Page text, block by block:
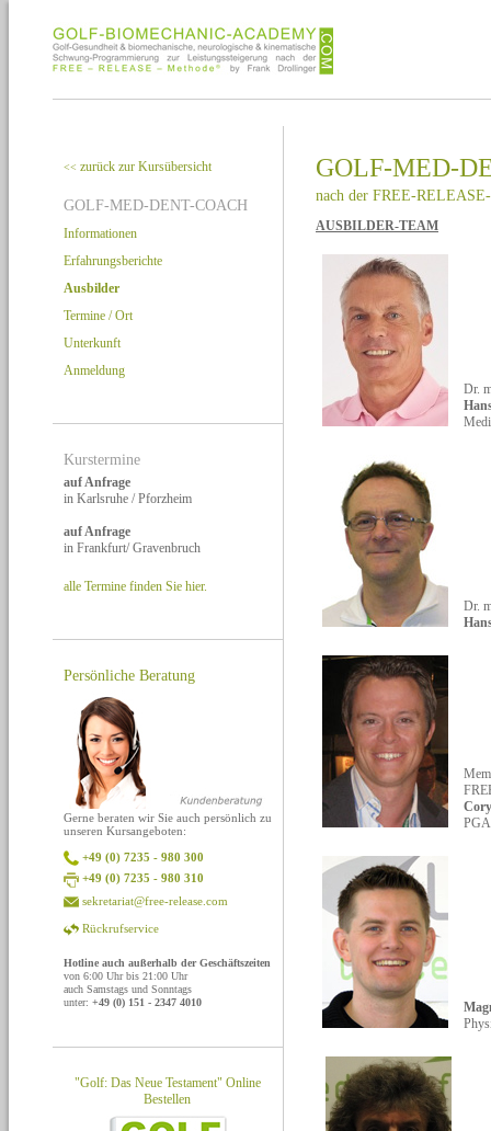
<< zurück zur Kursübersicht
GOLF-MED-DENT-COACH
Informationen
Erfahrungsberichte
Ausbilder
Termine / Ort
Unterkunft
Anmeldung
Kurstermine
auf Anfrage
in Karlsruhe / Pforzheim
auf Anfrage
in Frankfurt/ Gravenbruch
alle Termine finden Sie hier.
Persönliche Beratung
Gerne beraten wir Sie auch persönlich zu
unseren Kursangeboten:
+49 (0) 7235 - 980 300
+49 (0) 7235 - 980 310
sekretariat@free-release.com
Rückrufservice
Hotline auch außerhalb der Geschäftszeiten
von 6:00 Uhr bis 21:00 Uhr
auch Samstags und Sonntags
unter: +49 (0) 151 - 2347 4010
"Golf: Das Neue Testament" Online
Bestellen
GOLF-MED-
nach der FREE-
AUSBILDER-TEAM
Dr.
Dr.